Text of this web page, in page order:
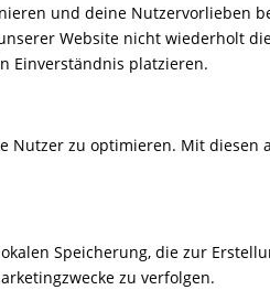
und deine
Website nicht wiederholt
Einverständnis platzieren.
Nutzer zu optimieren. Mit
Speicherung, die zur
zu verfolgen.